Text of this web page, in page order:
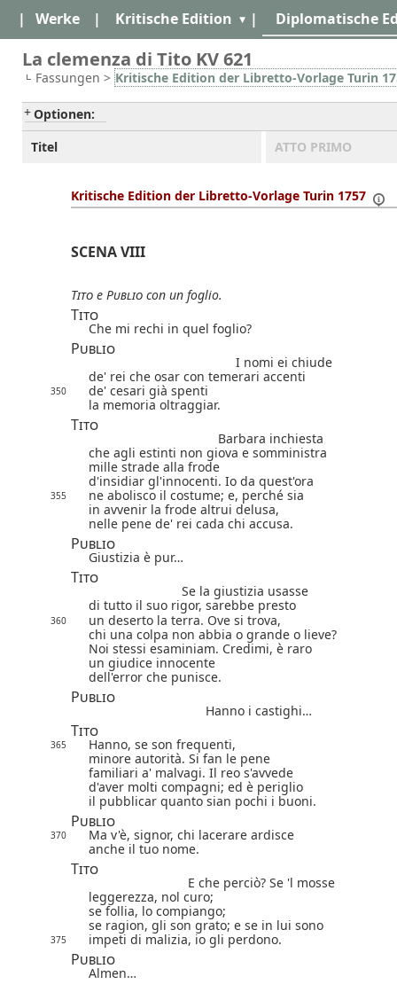
| Werke | Kritische Edition | Diplomatische
La clemenza di Tito KV 621
Fassungen > Kritische Edition der Libretto-Vorlage Turin
Optionen:
Titel
ATTO PRIMO
Kritische Edition der Libretto-Vorlage Turin 1757
SCENA VIII
Tito e Publio con un foglio.
Tito
Che mi rechi in quel foglio?
Publio
I nomi ei chiude
de' rei che osar con temerari accenti
350
de' cesari già spenti
la memoria oltraggiar.
Tito
Barbara inchiesta
che agli estinti non giova e somministra
mille strade alla frode
d'insidiar gl'innocenti. Io da quest'ora
355
ne abolisco il costume; e, perché sia
in avvenir la frode altrui delusa,
nelle pene de' rei cada chi accusa.
Publio
Giustizia è pur…
Tito
Se la giustizia usasse
di tutto il suo rigor, sarebbe presto
360
un deserto la terra. Ove si trova,
chi una colpa non abbia o grande o lieve?
Noi stessi esaminiam. Credimi, è raro
un giudice innocente
dell'error che punisce.
Publio
Hanno i castighi…
Tito
365
Hanno, se son frequenti,
minore autorità. Si fan le pene
familiari a' malvagi. Il reo s'avvede
d'aver molti compagni; ed è periglio
il pubblicar quanto sian pochi i buoni.
Publio
370
Ma v'è, signor, chi lacerare ardisce
anche il tuo nome.
Tito
E che perciò? Se 'l mosse
leggerezza, nol curo;
se follia, lo compiango;
se ragion, gli son grato; e se in lui sono
375 impeti di malizia, io gli perdono.
Publio
Almen…